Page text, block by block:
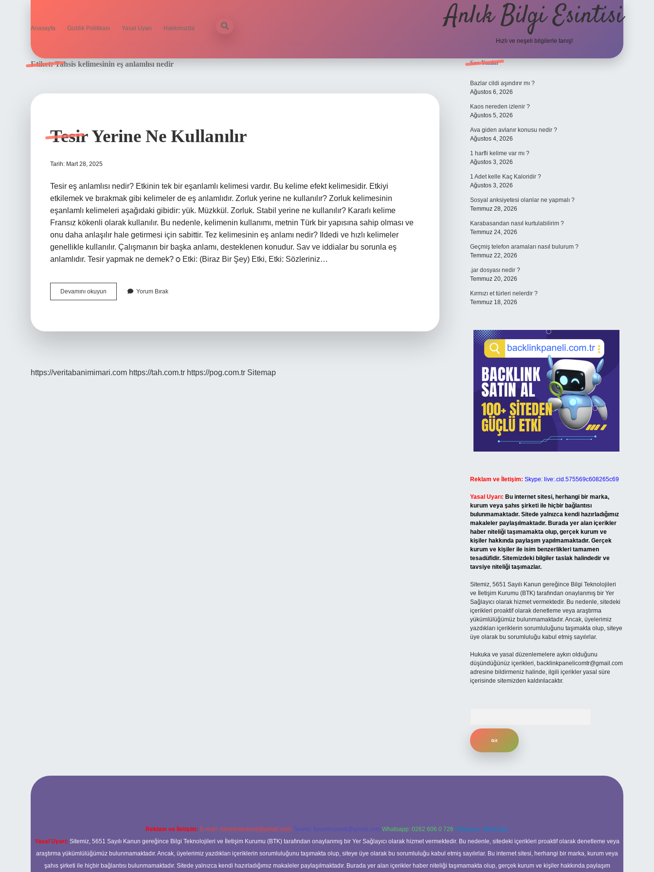
Anasayfa Gizlilik Politikası Yasal Uyarı Hakkımızda Anlık Bilgi Esintisi
Hızlı ve neşeli bilgilerle tanış!
Etiket:Tahsis kelimesinin eş anlamlısı nedir
Tesir Yerine Ne Kullanılır
Tarih: Mart 28, 2025
Tesir eş anlamlısı nedir? Etkinin tek bir eşanlamlı kelimesi vardır. Bu kelime efekt kelimesidir. Etkiyi
etkilemek ve bırakmak gibi kelimeler de eş anlamlıdır. Zorluk yerine ne kullanılır? Zorluk kelimesinin
eşanlamlı kelimeleri aşağıdaki gibidir: yük. Müzkkül. Zorluk. Stabil yerine ne kullanılır? Kararlı kelime
Fransız kökenli olarak kullanılır. Bu nedenle, kelimenin kullanımı, metnin Türk bir yapısına sahip olması ve
onu daha anlaşılır hale getirmesi için sabittir. Tez kelimesinin eş anlamı nedir? Ildedi ve hızlı kelimeler
genellikle kullanılır. Çalışmanın bir başka anlamı, desteklenen konudur. Sav ve iddialar bu sorunla eş
anlamlıdır. Tesir yapmak ne demek? ѻ Etki: (Biraz Bir Şey) Etki, Etki: Sözleriniz…
Devamını okuyun
Yerine
Yorum Bırak
https://veritabanimimari.com https://tah.com.tr https://pog.com.tr Sitemap
Sidebar
Son Yazılar
Bazlar cildi aşındırır mı ?
Ağustos 6, 2026
Kaos nereden izlenir ?
Ağustos 5, 2026
Ava giden avlanır konusu nedir ?
Ağustos 4, 2026
1 harfli kelime var mı ?
Ağustos 3, 2026
1 Adet kelle Kaç Kaloridir ?
Ağustos 3, 2026
Sosyal anksiyetesi olanlar ne yapmalı ?
Temmuz 28, 2026
Karabasandan nasıl kurtulabilirim ?
Temmuz 24, 2026
Geçmiş telefon aramaları nasıl bulurum ?
Temmuz 22, 2026
.jar dosyası nedir ?
Temmuz 20, 2026
Kırmızı et türleri nelerdir ?
Temmuz 18, 2026
Reklam ve İletişim: Skype: live:.cid.575569c608265c69
Yasal Uyarı: Bu internet sitesi, herhangi bir marka,
kurum veya şahıs şirketi ile hiçbir bağlantısı
bulunmamaktadır. Sitede yalnızca kendi hazırladığımız
makaleler paylaşılmaktadır. Burada yer alan içerikler
haber niteliği taşımamakta olup, gerçek kurum ve
kişiler hakkında paylaşım yapılmamaktadır. Gerçek
kurum ve kişiler ile isim benzerlikleri tamamen
tesadüfidir. Sitemizdeki bilgiler taslak halindedir ve
tavsiye niteliği taşımazlar.
Sitemiz, 5651 Sayılı Kanun gereğince Bilgi Teknolojileri
ve İletişim Kurumu (BTK) tarafından onaylanmış bir Yer
Sağlayıcı olarak hizmet vermektedir. Bu nedenle, sitedeki
içerikleri proaktif olarak denetleme veya araştırma
yükümlülüğümüz bulunmamaktadır. Ancak, üyelerimiz
yazdıkları içeriklerin sorumluluğunu taşımakta olup, siteye
üye olarak bu sorumluluğu kabul etmiş sayılırlar.
Hukuka ve yasal düzenlemelere aykırı olduğunu
düşündüğünüz içerikleri, backlinkpanelicomtr@gmail.com
adresine bildirmeniz halinde, ilgili içerikler yasal süre
içerisinde sitemizden kaldırılacaktır.
Reklam ve İletişim: E-mail: backlinkpaneli@gmail.com Teams: forumhizmeti@gmail.com Whatsapp: 0262 606 0 726 Telegram: @karabul
Yasal Uyarı: Sitemiz, 5651 Sayılı Kanun gereğince Bilgi Teknolojileri ve İletişim Kurumu (BTK) tarafından onaylanmış bir Yer Sağlayıcı olarak hizmet vermektedir. Bu nedenle, sitedeki içerikleri proaktif olarak denetleme veya
araştırma yükümlülüğümüz bulunmamaktadır. Ancak, üyelerimiz yazdıkları içeriklerin sorumluluğunu taşımakta olup, siteye üye olarak bu sorumluluğu kabul etmiş sayılırlar. Bu internet sitesi, herhangi bir marka, kurum veya
şahıs şirketi ile hiçbir bağlantısı bulunmamaktadır. Sitede yalnızca kendi hazırladığımız makaleler paylaşılmaktadır. Burada yer alan içerikler haber niteliği taşımamakta olup, gerçek kurum ve kişiler hakkında paylaşım